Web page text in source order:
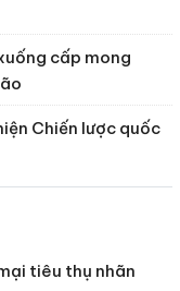
cấp mong
Chiến lược quốc
tiêu thụ nhãn